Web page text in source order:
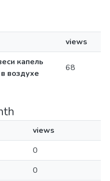
views
капель
воздухе
68
views
0
0